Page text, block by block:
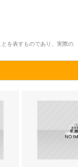
を表すものであり、実際の